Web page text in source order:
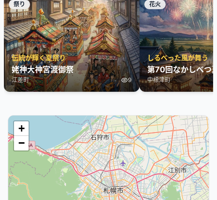
祭り
伝統が輝く夏祭り
姥神大神宮渡御祭
江差町 9
花火
しるべった風が舞う
第70回なかしべつ
中標津町
+
−